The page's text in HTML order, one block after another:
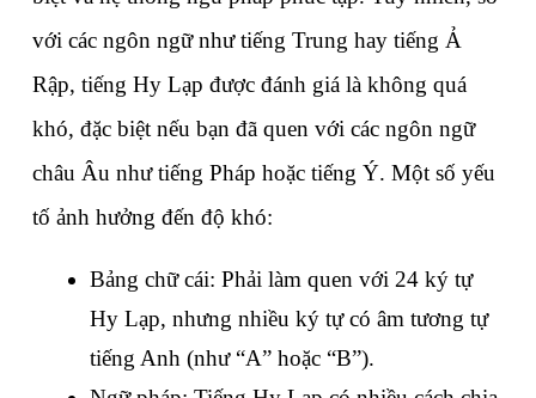
với các ngôn ngữ như tiếng Trung hay tiếng Ả
Rập, tiếng Hy Lạp được đánh giá là không quá
khó, đặc biệt nếu bạn đã quen với các ngôn ngữ
châu Âu như tiếng Pháp hoặc tiếng Ý. Một số yếu
tố ảnh hưởng đến độ khó:
Bảng chữ cái: Phải làm quen với 24 ký tự
Hy Lạp, nhưng nhiều ký tự có âm tương tự
tiếng Anh (như “A” hoặc “B”).